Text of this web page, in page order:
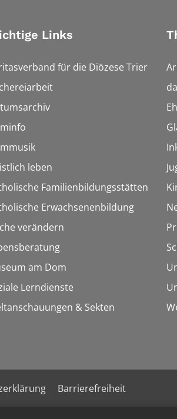
Links
für die Diözese Trier
leben
Familienbildungsstätten
Erwachsenenbildung
verändern
am Dom
Lerndienste
& Sekten
Barrierefreiheit